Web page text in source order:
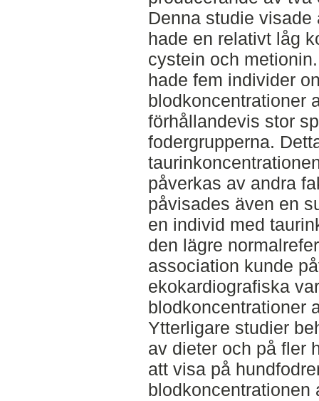
Denna studie
hade en relativt låg
cystein och
hade fem individer
blodkoncentrationer
förhållandevis stor
fodergrupperna.
påverkas av andra
påvisades även en
en individ med
den lägre
association kunde
ekokardiografiska
blodkoncentrationer
Ytterligare studier
av dieter och på fler
att visa på
blodkoncentrationen